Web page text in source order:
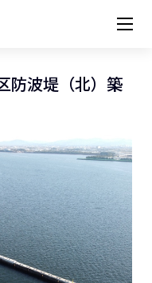
防波堤（北）築